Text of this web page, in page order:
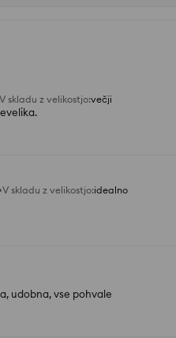
V skladu z velikostjo:večji
V skladu z velikostjo:idealno
udobna, vse pohvale